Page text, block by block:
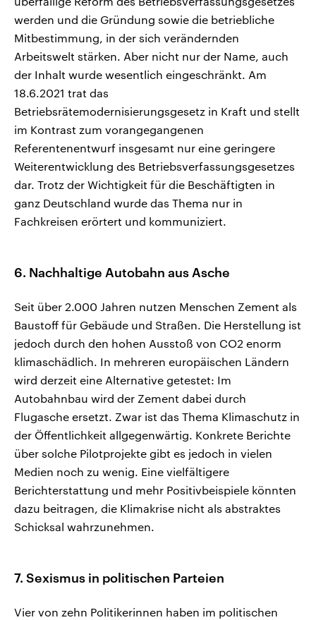
werden und die Gründung sowie die betriebliche
Mitbestimmung, in der sich verändernden
Arbeitswelt stärken. Aber nicht nur der Name, auch
der Inhalt wurde wesentlich eingeschränkt. Am
18.6.2021 trat das
Betriebsrätemodernisierungsgesetz in Kraft und stellt
im Kontrast zum vorangegangenen
Referentenentwurf insgesamt nur eine geringere
Weiterentwicklung des Betriebsverfassungsgesetzes
dar. Trotz der Wichtigkeit für die Beschäftigten in
ganz Deutschland wurde das Thema nur in
Fachkreisen erörtert und kommuniziert.
6. Nachhaltige Autobahn aus Asche
Seit über 2.000 Jahren nutzen Menschen Zement als
Baustoff für Gebäude und Straßen. Die Herstellung ist
jedoch durch den hohen Ausstoß von CO2 enorm
klimaschädlich. In mehreren europäischen Ländern
wird derzeit eine Alternative getestet: Im
Autobahnbau wird der Zement dabei durch
Flugasche ersetzt. Zwar ist das Thema Klimaschutz in
der Öffentlichkeit allgegenwärtig. Konkrete Berichte
über solche Pilotprojekte gibt es jedoch in vielen
Medien noch zu wenig. Eine vielfältigere
Berichterstattung und mehr Positivbeispiele könnten
dazu beitragen, die Klimakrise nicht als abstraktes
Schicksal wahrzunehmen.
7. Sexismus in politischen Parteien
Vier von zehn Politikerinnen haben im politischen